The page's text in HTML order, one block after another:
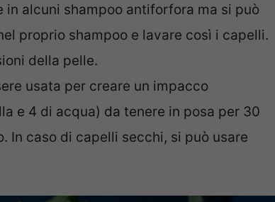
in alcuni shampoo antiforfora ma si può
proprio shampoo e lavare così i capelli.
della pelle.
usata per creare un impacco
e 4 di acqua) da tenere in posa per 30
In caso di capelli secchi, si può usare